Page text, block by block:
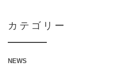
カテゴリー
NEWS